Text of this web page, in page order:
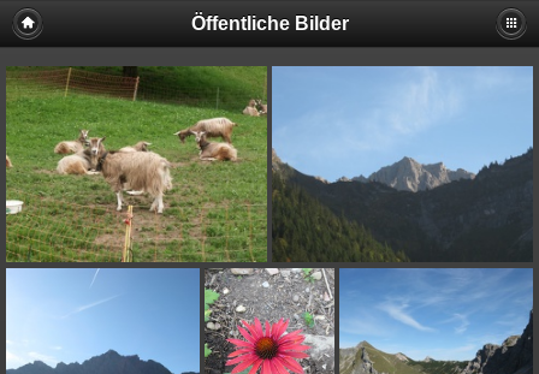
Öffentliche Bilder